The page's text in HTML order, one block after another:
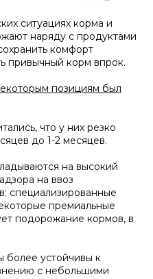
ситуациях корма и
наряду с продуктами
комфорт
привычный корм впрок.
позициям был
что у них резко
до 1-2 месяцев.
на высокий
на ввоз
специализированные
премиальные
подорожание кормов, в
более устойчивы к
с небольшими